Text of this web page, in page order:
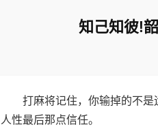
知己知彼!
打麻将记住，你输掉的不
人性最后那点信任。